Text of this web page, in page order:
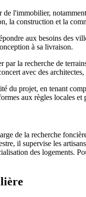
l'immobilier,
la construction et la
aux besoins des
à sa livraison.
la recherche de
avec des architectes,
du projet, en tenant
aux règles locales
de la recherche
il supervise les
des logements.